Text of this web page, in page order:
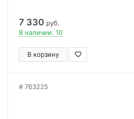
7 330 руб.
В наличии: 10
В корзину
763225